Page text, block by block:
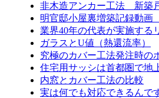
非木造アンカー工法 新築
明官邸小屋裏増築記録動
業界40年の代表が実施する
ガラスとU値（熱還流率）
究極のカバー工法発注時の
住宅用サッシは首都圏で地
内窓とカバー工法の比較
実は何でも対応できるんで